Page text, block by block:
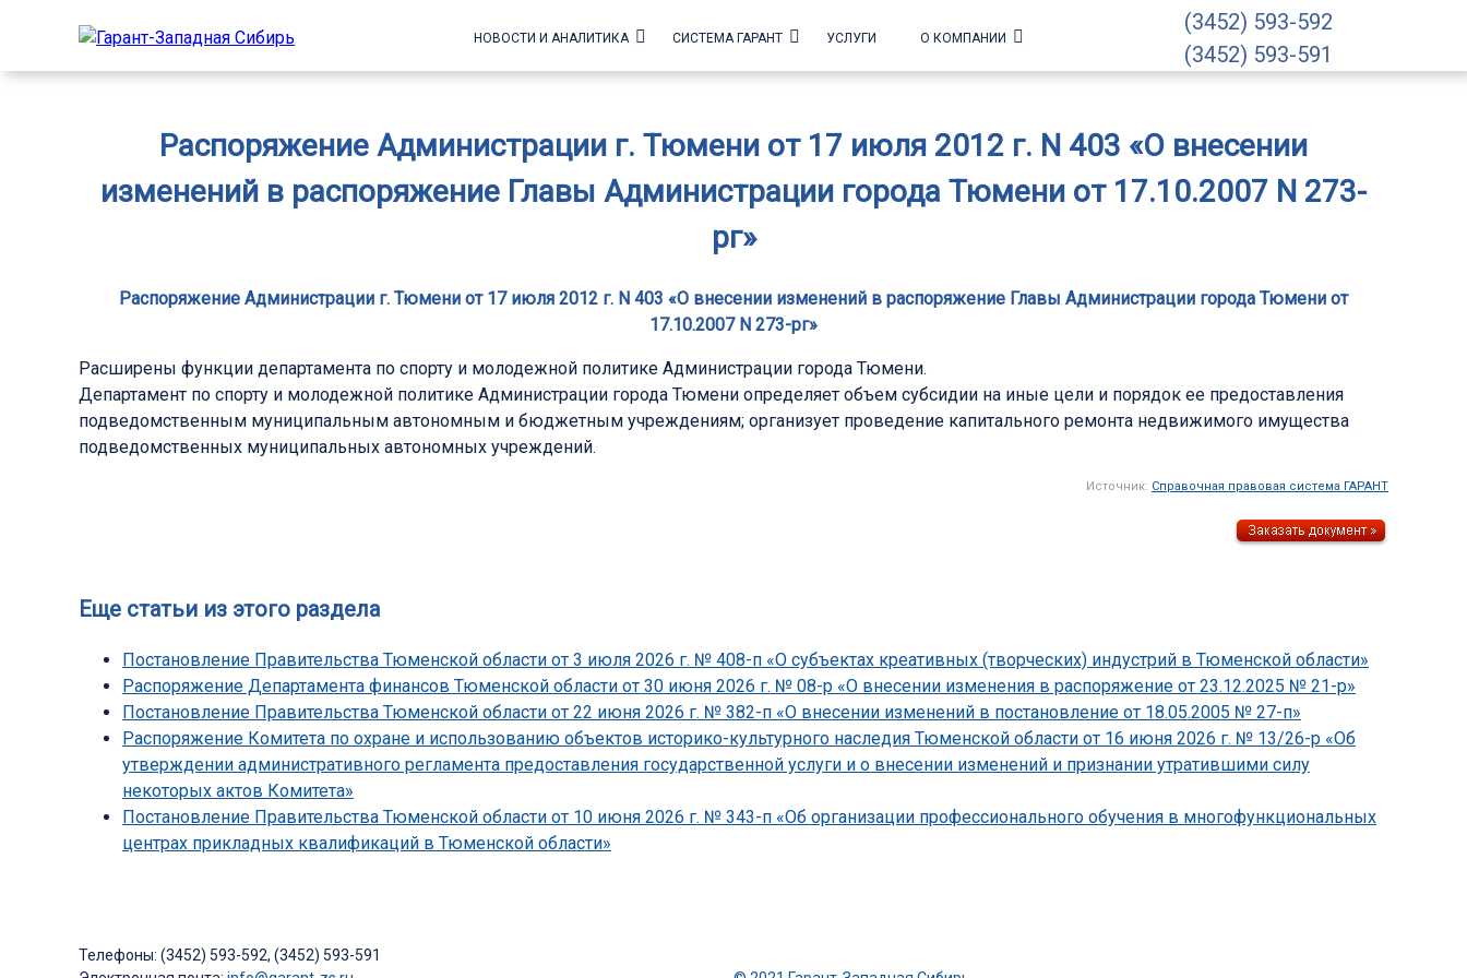
НОВОСТИ И АНАЛИТИКА СИСТЕМА ГАРАНТ УСЛУГИ О КОМПАНИИ
(3452) 593-592
(3452) 593-591
Распоряжение Администрации г. Тюмени от 17 июля 2012 г. N 403 «О внесении
изменений в распоряжение Главы Администрации города Тюмени от 17.10.2007 N 273-
рг»
Распоряжение Администрации г. Тюмени от 17 июля 2012 г. N 403 «О внесении изменений в распоряжение Главы Администрации города Тюмени от
17.10.2007 N 273-рг»
Расширены функции департамента по спорту и молодежной политике Администрации города Тюмени.
Департамент по спорту и молодежной политике Администрации города Тюмени определяет объем субсидии на иные цели и порядок ее предоставления
подведомственным муниципальным автономным и бюджетным учреждениям; организует проведение капитального ремонта недвижимого имущества
подведомственных муниципальных автономных учреждений.
Источник: Справочная правовая система ГАРАНТ
Еще статьи из этого раздела
Постановление Правительства Тюменской области от 3 июля 2026 г. № 408-п «О субъектах креативных (творческих) индустрий в Тюменской области»
Распоряжение Департамента финансов Тюменской области от 30 июня 2026 г. № 08-р «О внесении изменения в распоряжение от 23.12.2025 № 21-р»
Постановление Правительства Тюменской области от 22 июня 2026 г. № 382-п «О внесении изменений в постановление от 18.05.2005 № 27-п»
Распоряжение Комитета по охране и использованию объектов историко-культурного наследия Тюменской области от 16 июня 2026 г. № 13/26-р «Об
утверждении административного регламента предоставления государственной услуги и о внесении изменений и признании утратившими силу
некоторых актов Комитета»
Постановление Правительства Тюменской области от 10 июня 2026 г. № 343-п «Об организации профессионального обучения в многофункциональных
центрах прикладных квалификаций в Тюменской области»
Телефоны: (3452) 593-592, (3452) 593-591